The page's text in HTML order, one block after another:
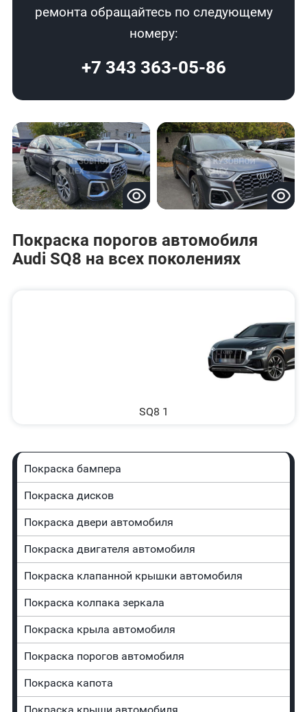
ремонта обращайтесь по следующему
номеру:
+7 343 363-05-86
Покраска порогов автомобиля
Audi SQ8 на всех поколениях
SQ8 1
Покраска бампера
Покраска дисков
Покраска двери автомобиля
Покраска двигателя автомобиля
Покраска клапанной крышки автомобиля
Покраска колпака зеркала
Покраска крыла автомобиля
Покраска порогов автомобиля
Покраска капота